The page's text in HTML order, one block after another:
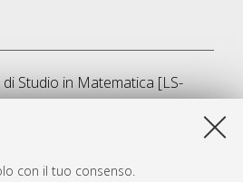
con il tuo consenso.
Studio in Matematica [LS-